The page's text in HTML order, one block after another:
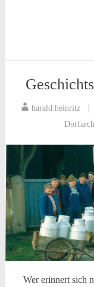
harald.heinritz
Wer erinnert sich